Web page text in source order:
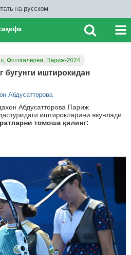
на русском
Фотогалерея, Париж-2024
бугунги иштирокидан
Абдусатторова
Абдусатторова Париж
иштирокларини якунлади.
томоша қилинг: